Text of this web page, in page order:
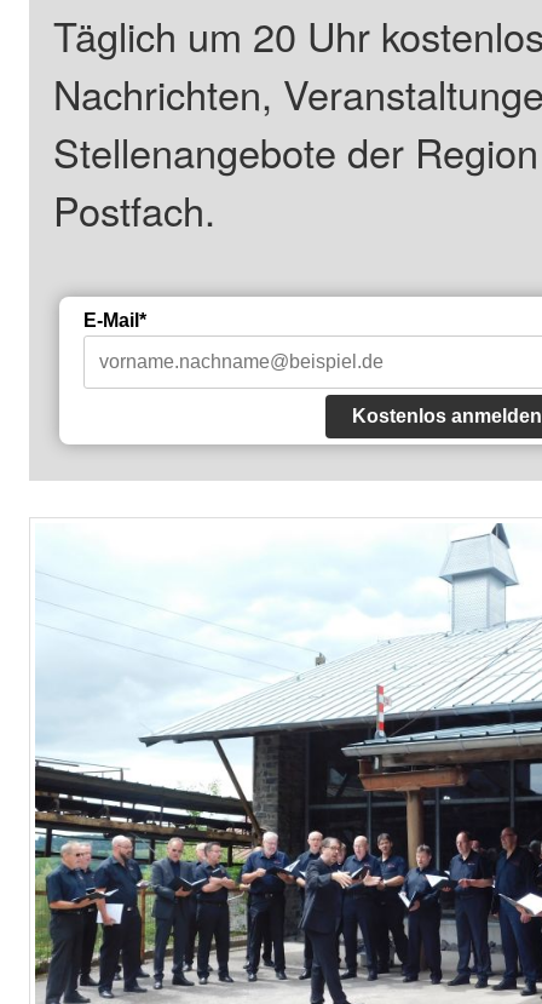
Täglich um 20 Uhr
Nachrichten,
Stellenangebote der
Postfach.
E-Mail*
Kostenlos anmelden